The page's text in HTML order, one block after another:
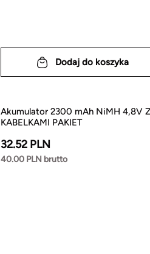
Dodaj do koszyka
Akumulator 2300 mAh NiMH 4,8V Z
KABELKAMI PAKIET
32.52 PLN
40.00 PLN brutto